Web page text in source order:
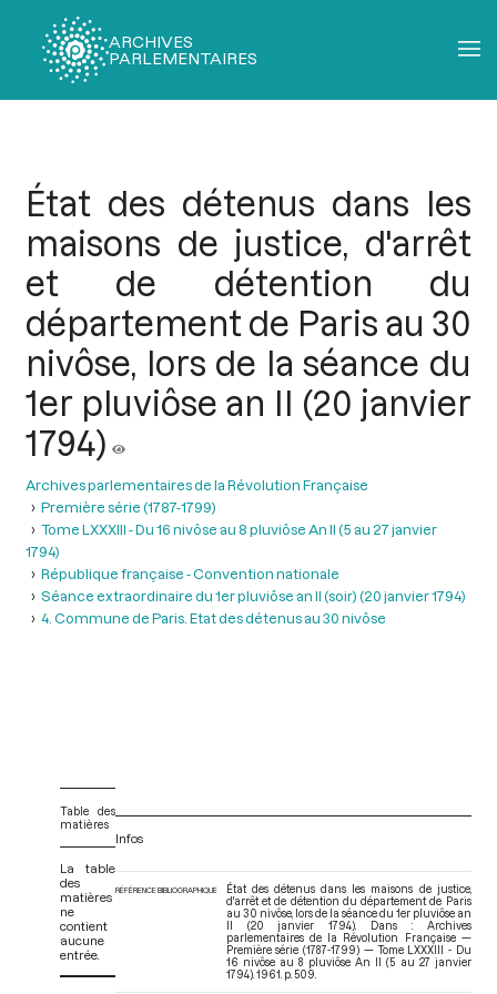
ARCHIVES
PARLEMENTAIRES
État des détenus dans les
maisons de justice, d'arrêt
et de détention du
département de Paris au 30
nivôse, lors de la séance du
1er pluviôse an II (20 janvier
1794)
Archives parlementaires de la Révolution Française
Première série (1787-1799)
Tome LXXXIII - Du 16 nivôse au 8 pluviôse An II (5 au 27 janvier
1794)
République française - Convention nationale
Séance extraordinaire du 1er pluviôse an II (soir) (20 janvier 1794)
4. Commune de Paris. Etat des détenus au 30 nivôse
Table des
matières
La table
des
matières
ne
contient
aucune
entrée.
Infos
RÉFÉRENCE BIBLIOGRAPHIQUE
État des détenus dans les maisons de justice,
d'arrêt et de détention du département de Paris
au 30 nivôse, lors de la séance du 1er pluviôse an
II (20 janvier 1794). Dans : Archives
parlementaires de la Révolution Française —
Première série (1787-1799) — Tome LXXXIII - Du
16 nivôse au 8 pluviôse An II (5 au 27 janvier
1794). 1961. p. 509.